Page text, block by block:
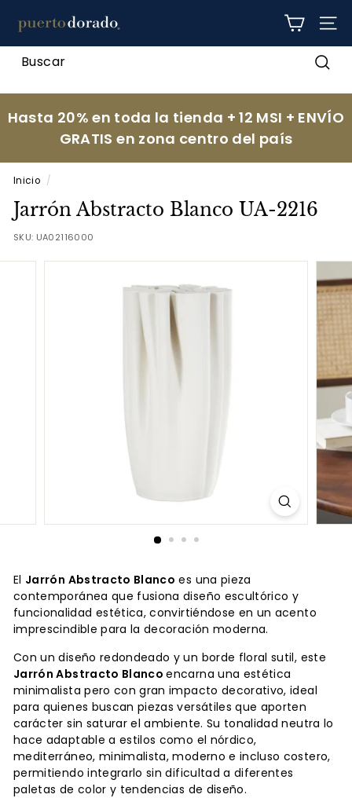
directamente
contenido
p
u
e
r
t
o
r
a
d
o
Hasta 20% en toda la tienda + 12 MSI + ENVÍO
GRATIS en zona centro del país
Inicio /
Jarrón Abstracto Blanco UA-2216
SKU: UA02116000
El Jarrón Abstracto Blanco es una pieza
contemporánea que fusiona diseño escultórico y
funcionalidad estética, convirtiéndose en un acento
imprescindible para la decoración moderna.
Con un diseño redondeado y un borde floral sutil, este
Jarrón Abstracto Blancoencarna una estética
minimalista pero con gran impacto decorativo, ideal
para quienes buscan piezas versátiles que aporten
carácter sin saturar el ambiente. Su tonalidad neutra lo
hace adaptable a estilos como el nórdico,
mediterráneo, minimalista, moderno e incluso costero,
permitiendo integrarlo sin dificultad a diferentes
paletas de color y tendencias de diseño.